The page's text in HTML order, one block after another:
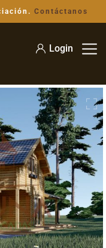
Contáctanos
Login